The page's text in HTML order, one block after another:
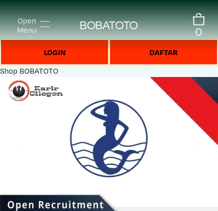
Open
Menu
BOBATOTO 0
LOGIN DAFTAR
Shop BOBATOTO